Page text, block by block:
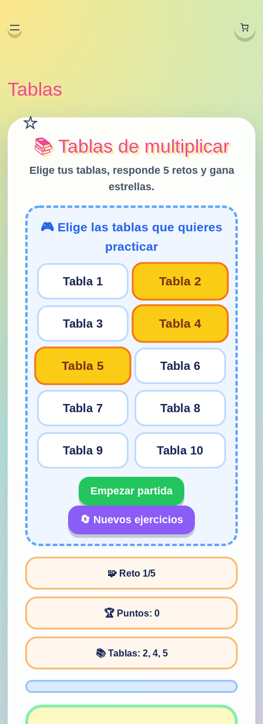
al
contenido
Tablas
📚 Tablas de multiplicar
Elige tus tablas, responde 5 retos y gana
estrellas.
🎮 Elige las tablas que quieres
practicar
Tabla 1 Tabla 2
Tabla 3 Tabla 4
Tabla 5 Tabla 6
Tabla 7 Tabla 8
Tabla 9 Tabla 10
Empezar partida
🔄 Nuevos ejercicios
🧩 Reto 1/5
🏆 Puntos: 0
📚 Tablas: 2, 4, 5